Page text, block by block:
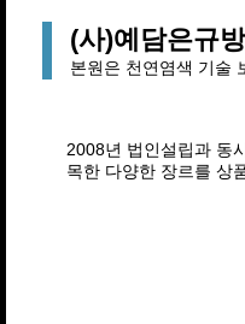
(사)예담은규
본원은 천연염색 기술
2008년 법인설립과 동
목한 다양한 장르를 상